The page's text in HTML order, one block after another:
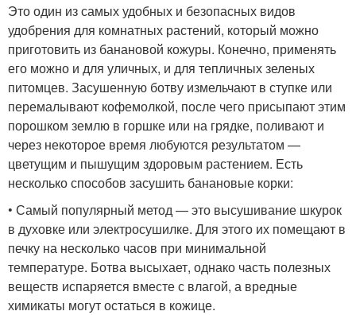
Это один из самых удобных и безопасных видов
удобрения для комнатных растений, который можно
приготовить из банановой кожуры. Конечно, применять
его можно и для уличных, и для тепличных зеленых
питомцев. Засушенную ботву измельчают в ступке или
перемалывают кофемолкой, после чего присыпают этим
порошком землю в горшке или на грядке, поливают и
через некоторое время любуются результатом —
цветущим и пышущим здоровым растением. Есть
несколько способов засушить банановые корки:
• Самый популярный метод — это высушивание шкурок
в духовке или электросушилке. Для этого их помещают в
печку на несколько часов при минимальной
температуре. Ботва высыхает, однако часть полезных
веществ испаряется вместе с влагой, а вредные
химикаты могут остаться в кожице.